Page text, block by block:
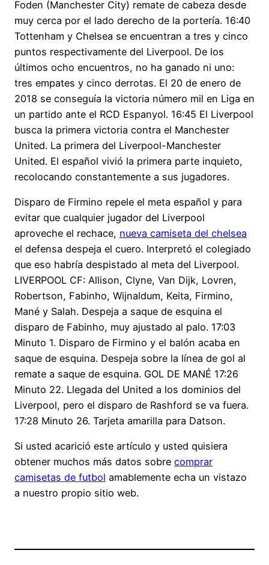
Foden (Manchester City) remate de cabeza desde
muy cerca por el lado derecho de la portería. 16:40
Tottenham y Chelsea se encuentran a tres y cinco
puntos respectivamente del Liverpool. De los
últimos ocho encuentros, no ha ganado ni uno:
tres empates y cinco derrotas. El 20 de enero de
2018 se conseguía la victoria número mil en Liga en
un partido ante el RCD Espanyol. 16:45 El Liverpool
busca la primera victoria contra el Manchester
United. La primera del Liverpool-Manchester
United. El español vivió la primera parte inquieto,
recolocando constantemente a sus jugadores.
Disparo de Firmino repele el meta español y para
evitar que cualquier jugador del Liverpool
aproveche el rechace, nueva camiseta del chelsea
el defensa despeja el cuero. Interpretó el colegiado
que eso habría despistado al meta del Liverpool.
LIVERPOOL CF: Allison, Clyne, Van Dijk, Lovren,
Robertson, Fabinho, Wijnaldum, Keita, Firmino,
Mané y Salah. Despeja a saque de esquina el
disparo de Fabinho, muy ajustado al palo. 17:03
Minuto 1. Disparo de Firmino y el balón acaba en
saque de esquina. Despeja sobre la línea de gol al
remate a saque de esquina. GOL DE MANÉ 17:26
Minuto 22. Llegada del United a los dominios del
Liverpool, pero el disparo de Rashford se va fuera.
17:28 Minuto 26. Tarjeta amarilla para Datson.
Si usted acarició este artículo y usted quisiera
obtener muchos más datos sobre comprar
camisetas de futbol amablemente echa un vistazo
a nuestro propio sitio web.